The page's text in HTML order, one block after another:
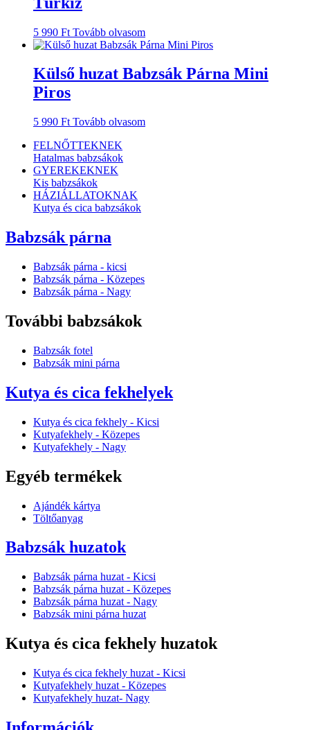
5 990 Ft Tovább olvasom
Külső huzat Babzsák Párna Mini
Piros
5 990 Ft Tovább olvasom
FELNŐTTEKNEK
Hatalmas babzsákok
GYEREKEKNEK
Kis babzsákok
HÁZIÁLLATOKNAK
Kutya és cica babzsákok
Babzsák párna
Babzsák párna - kicsi
Babzsák párna - Közepes
Babzsák párna - Nagy
További babzsákok
Babzsák fotel
Babzsák mini párna
Kutya és cica fekhelyek
Kutya és cica fekhely - Kicsi
Kutyafekhely - Közepes
Kutyafekhely - Nagy
Egyéb termékek
Ajándék kártya
Töltőanyag
Babzsák huzatok
Babzsák párna huzat - Kicsi
Babzsák párna huzat - Közepes
Babzsák párna huzat - Nagy
Babzsák mini párna huzat
Kutya és cica fekhely huzatok
Kutya és cica fekhely huzat - Kicsi
Kutyafekhely huzat - Közepes
Kutyafekhely huzat- Nagy